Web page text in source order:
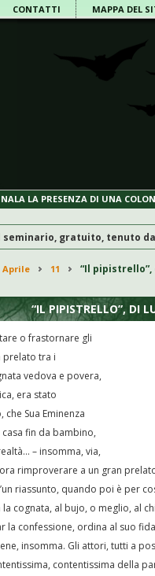
CONTATTI MAPPA DEL
LA PRESENZA DI UNA
gratuito, tenuto
Aprile 11 “Il
“IL PIPISTRELLO”, DI
o frastornare gli
prelato tra i
vedova e povera,
era stato
Sua Eminenza
fin da bambino,
– insomma, via,
rimproverare a un gran
riassunto, quando poi è per
cognata, al bujo, o meglio, al
la confessione, ordina al suo
insomma. Gli attori, tutti a
contentissima della